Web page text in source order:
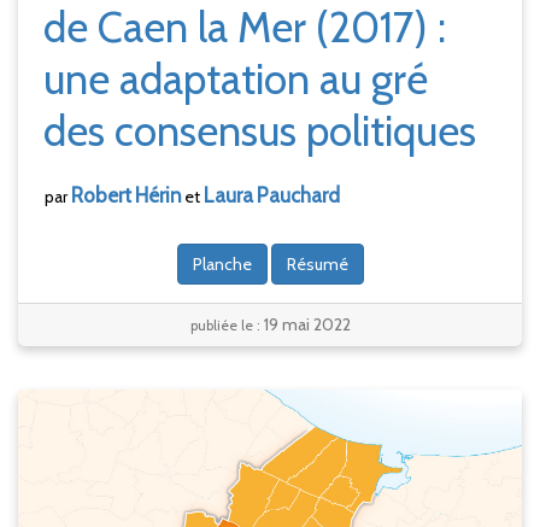
de Caen la Mer (2017) :
une adaptation au gré
des consensus politiques
parRobertHérinet LauraPauchard
Planche Résumé
publiée le : 19 mai 2022